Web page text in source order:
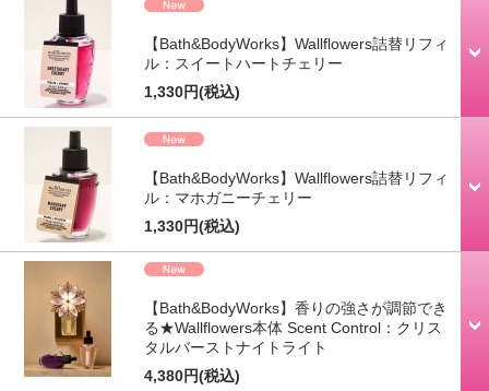
【Bath&BodyWorks】Wallflowers詰替リフィ
ル：スイートハートチェリー
1,330円(税込)
【Bath&BodyWorks】Wallflowers詰替リフィ
ル：マホガニーチェリー
1,330円(税込)
【Bath&BodyWorks】香りの強さが調節でき
る★Wallflowers本体 Scent Control：クリス
タルバーストナイトライト
4,380円(税込)